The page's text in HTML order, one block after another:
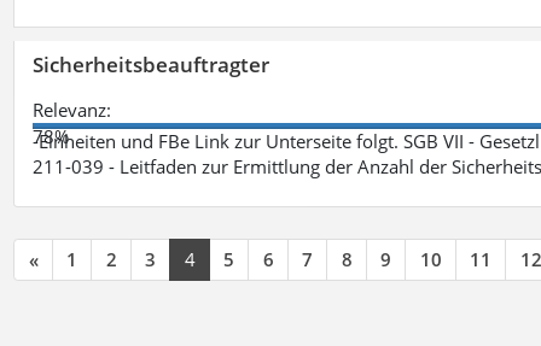
Sicherheitsbeauftragter
Relevanz:
78%
-Einheiten und FBe Link zur Unterseite folgt. SGB VII -
211-039 - Leitfaden zur Ermittlung der Anzahl der
« 1 2 3 4 5 6 7 8 9 10 11 12